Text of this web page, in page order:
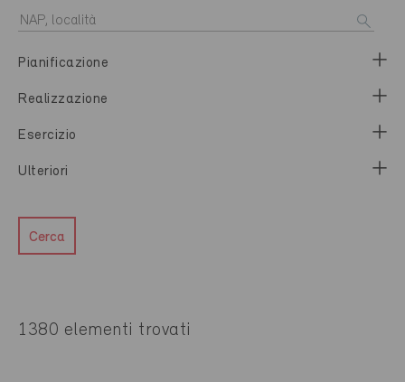
Pianificazione
Realizzazione
Esercizio
Ulteriori
Cerca
1380 elementi trovati